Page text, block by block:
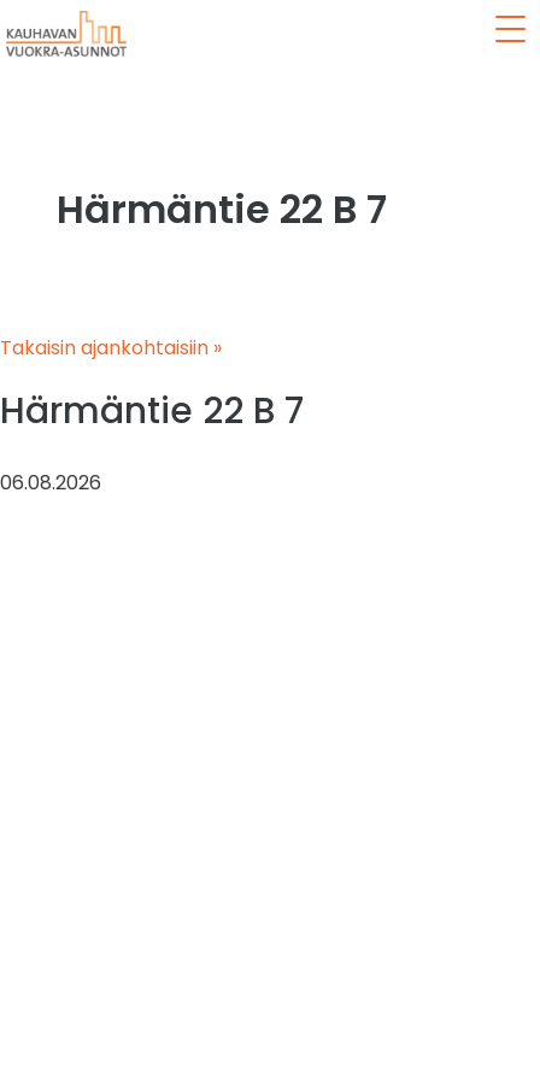
Härmäntie 22 B 7
Takaisin ajankohtaisiin »
Härmäntie 22 B 7
06.08.2026